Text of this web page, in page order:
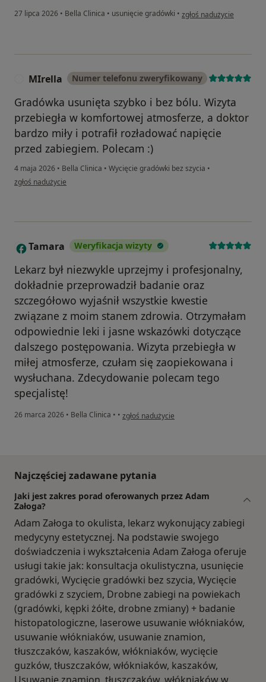
27 lipca 2026 • Bella Clinica • usunięcie gradówki • w opinii użytkownika
zgłoś nadużycie
MIrella Numer telefonu zweryfikowany
Gradówka usunięta szybko i bez bólu. Wizyta
przebiegła w komfortowej atmosferze, a doktor
bardzo miły i potrafił rozładować napięcie
przed zabiegiem. Polecam :)
4 maja 2026 • Bella Clinica • Wycięcie gradówki bez szycia •
w opinii użytkownika MIrella
zgłoś nadużycie
T Tamara Weryfikacja wizyty
Lekarz był niezwykle uprzejmy i profesjonalny,
dokładnie przeprowadził badanie oraz
szczegółowo wyjaśnił wszystkie kwestie
związane z moim stanem zdrowia. Otrzymałam
odpowiednie leki i jasne wskazówki dotyczące
dalszego postępowania. Wizyta przebiegła w
miłej atmosferze, czułam się zaopiekowana i
wysłuchana. Zdecydowanie polecam tego
specjalistę!
26 marca 2026 • Bella Clinica • • w opinii użytkownika Tamara
zgłoś nadużycie
Najczęściej zadawane pytania
Jaki jest zakres porad oferowanych przez Adam
Załoga?
Adam Załoga to okulista, lekarz wykonujący zabiegi
medycyny estetycznej. Na podstawie swojego
doświadczenia i wykształcenia Adam Załoga oferuje
usługi takie jak: konsultacja okulistyczna, usunięcie
gradówki, Wycięcie gradówki bez szycia, Wycięcie
gradówki z szyciem, Drobne zabiegi na powiekach
(gradówki, kępki żółte, drobne zmiany) + badanie
histopatologiczne, laserowe usuwanie włókniaków,
usuwanie włókniaków, usuwanie znamion,
tłuszczaków, kaszaków, włókniaków, wycięcie
guzków, tłuszczaków, włókniaków, kaszaków,